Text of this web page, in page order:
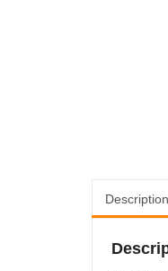
Description